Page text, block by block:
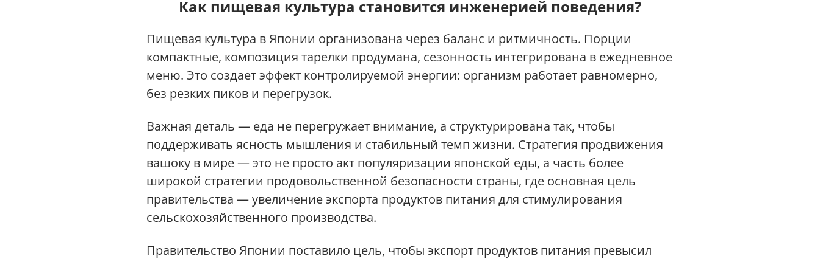
Как пищевая культура становится инженерией поведения?
Пищевая культура в Японии организована через баланс и ритмичность. Порции
компактные, композиция тарелки продумана, сезонность интегрирована в ежедневное
меню. Это создает эффект контролируемой энергии: организм работает равномерно,
без резких пиков и перегрузок.
Важная деталь — еда не перегружает внимание, а структурирована так, чтобы
поддерживать ясность мышления и стабильный темп жизни. Стратегия продвижения
вашоку в мире — это не просто акт популяризации японской еды, а часть более
широкой стратегии продовольственной безопасности страны, где основная цель
правительства — увеличение экспорта продуктов питания для стимулирования
сельскохозяйственного производства.
Правительство Японии поставило цель, чтобы экспорт продуктов питания превысил